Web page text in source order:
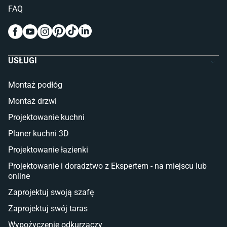
Pokój dziecięcy
Meble do pokoju dziecięcego
Komody dla dzieci
Łóżka dla dziecka (młodzieżowe)
Taras i balkon
Deski tarasowe kompozytowe
Sztuczna trawa miękka
Koce i pledy
Płytki na balkon
Lampy stojące LED
Płytki
Płytki betonowe
Płytki Cersanit
Płytki wielkoformatowe
FAQ
USŁUGI
Montaż podłóg
Montaż drzwi
Projektowanie kuchni
Planer kuchni 3D
Projektowanie łazienki
Projektowanie i doradztwo z Ekspertem - na miejscu lub
online
Zaprojektuj swoją szafę
Zaprojektuj swój taras
Wypożyczenie odkurzaczy